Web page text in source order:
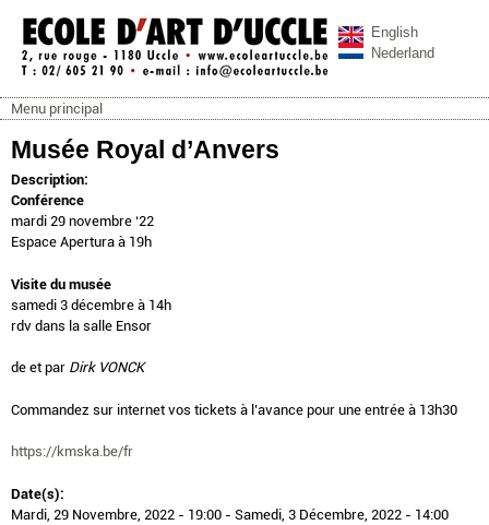
Aller au contenu principal
ecoleartuccle.be
English
Nederland
Menu principal
Menu principal
Musée Royal d’Anvers
Description:
Conférence
mardi 29 novembre ‘22
Espace Apertura à 19h
Visite du musée
samedi 3 décembre à 14h
rdv dans la salle Ensor
de et par Dirk VONCK
Commandez sur internet vos tickets à l’avance pour une entrée à 13h30
https://kmska.be/fr
Date(s):
Mardi, 29 Novembre, 2022 - 19:00 - Samedi, 3 Décembre, 2022 - 14:00